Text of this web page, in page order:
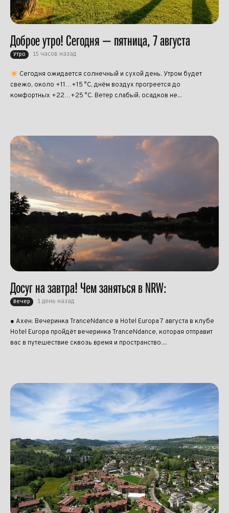
Доброе утро! Сегодня — пятница, 7 августа
Утро 15 часов назад
Сегодня ожидается солнечный и сухой день. Утром будет
свежо, около +11…+15 °C, днём воздух прогреется до
комфортных +22…+25 °C. Ветер слабый, осадков не...
Досуг на завтра! Чем заняться в NRW:
Вечер 1 день назад
● Ахен: Вечеринка TranceNdance в Hotel Europa 7 августа в клубе
Hotel Europa пройдёт вечеринка TranceNdance, которая отправит
вас в путешествие сквозь время и пространство....